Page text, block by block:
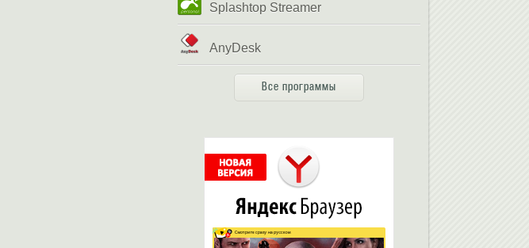
Splashtop Streamer
AnyDesk
Все программы